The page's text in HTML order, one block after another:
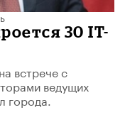
30 IT-
встрече с
ведущих
города.